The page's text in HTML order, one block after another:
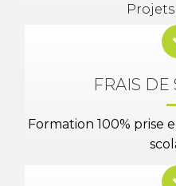
FRAIS DE
Formation 100% prise